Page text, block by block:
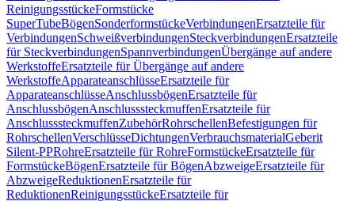
ReinigungsstückeFormstücke
SuperTubeBögenSonderformstückeVerbindungenErsatzteile für
VerbindungenSchweißverbindungenSteckverbindungenErsatzteile
für SteckverbindungenSpannverbindungenÜbergänge auf andere
WerkstoffeErsatzteile für Übergänge auf andere
WerkstoffeApparateanschlüsseErsatzteile für
ApparateanschlüsseAnschlussbögenErsatzteile für
AnschlussbögenAnschlusssteckmuffenErsatzteile für
AnschlusssteckmuffenZubehörRohrschellenBefestigungen für
RohrschellenVerschlüsseDichtungenVerbrauchsmaterialGeberit
Silent-PPRohreErsatzteile für RohreFormstückeErsatzteile für
FormstückeBögenErsatzteile für BögenAbzweigeErsatzteile für
AbzweigeReduktionenErsatzteile für
ReduktionenReinigungsstückeErsatzteile für